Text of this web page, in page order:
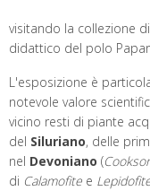
visitando la collezione
didattico del polo
L'esposizione è
notevole valore
vicino resti di piante
del Siluriano, delle
nel Devoniano (
di Calamofite e